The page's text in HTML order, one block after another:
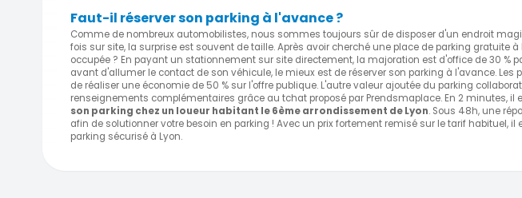
Faut-il réserver son parking à l'avance ?
Comme de nombreux automobilistes, nous sommes toujours sûr de disposer d'un endroit
fois sur site, la surprise est souvent de taille. Après avoir cherché une place de parking gratuite
occupée ? En payant un stationnement sur site directement, la majoration est d'office de 30 %
avant d'allumer le contact de son véhicule, le mieux est de réserver son parking à l'avance. Les
de réaliser une économie de 50 % sur l'offre publique. L'autre valeur ajoutée du parking
renseignements complémentaires grâce au tchat proposé par Prendsmaplace. En 2 minutes, il
son parking chez un loueur habitant le 6ème arrondissement de Lyon. Sous 48h, une
afin de solutionner votre besoin en parking ! Avec un prix fortement remisé sur le tarif habituel, il
parking sécurisé à Lyon.